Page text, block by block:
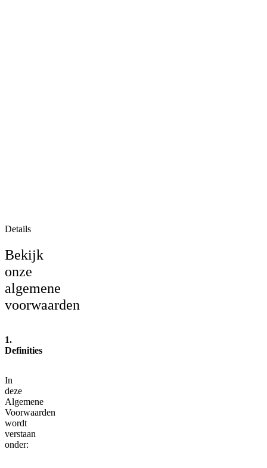
Details
Bekijk
onze
algemene
voorwaarden
1.
Definities
In
deze
Algemene
Voorwaarden
wordt
verstaan
onder: